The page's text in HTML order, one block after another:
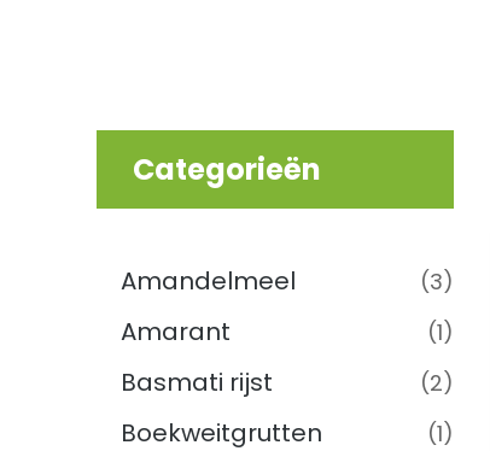
Categorieën
Graan, Meel & Muesli (53)
Amandelmeel (3)
Amarant (1)
Basmati rijst (2)
Boekweitgrutten (1)